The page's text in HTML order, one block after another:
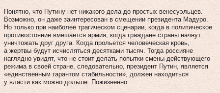
Понятно, что Путину нет никакого дела до простых венесуэльцев.
Возможно, он даже заинтересован в смещении президента Мадуро.
Но только при наиболее трагическом сценарии, когда в политическое
противостояние вмешается армия, когда граждане страны начнут
уничтожать друг друга. Когда прольется человеческая кровь,
а жертвы будут исчисляться десятками тысяч. Тогда россияне
наглядно увидят, что не стоит делать попытки смены действующего
режима в своей стране, следовательно, президент Путин, является
«единственным гарантом стабильности», должен находиться
у власти как можно дольше. Пожизненно.